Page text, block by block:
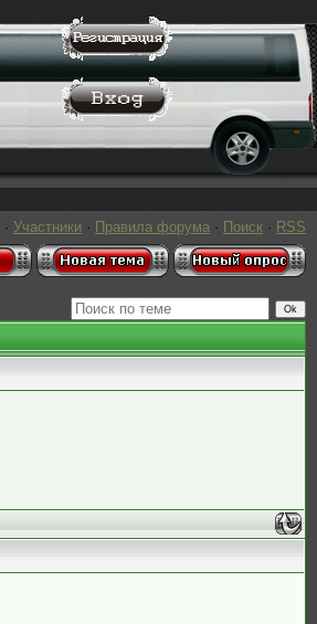
· Участники · Правила форума · Поиск · RSS